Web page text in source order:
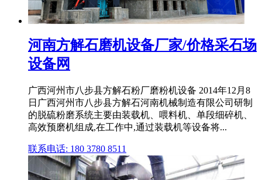
河南方解石磨机设备厂家/价格采石场
设备网
广西河州市八步县方解石粉厂磨粉机设备 2014年12月8
日广西河州市八步县方解石河南机械制造有限公司研制
的脱硫粉磨系统主要由装载机、喂料机、单段细碎机、
高效预磨机组成,在工作中,通过装载机等设备将...
联系电话: 180 3780 8511